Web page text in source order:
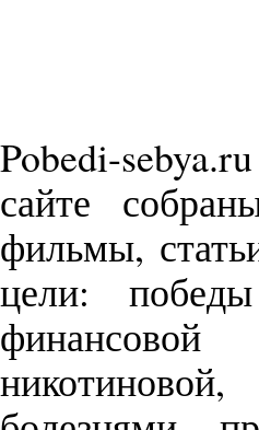
Pobedi-
сайте
фильмы,
цели:
финансовой